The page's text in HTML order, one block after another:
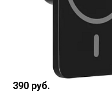
390 руб.